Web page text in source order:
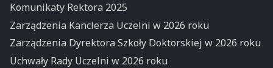
Komunikaty Rektora 2025
Zarządzenia Kanclerza Uczelni w 2026 roku
Zarządzenia Dyrektora Szkoły Doktorskiej w 2026 roku
Uchwały Rady Uczelni w 2026 roku